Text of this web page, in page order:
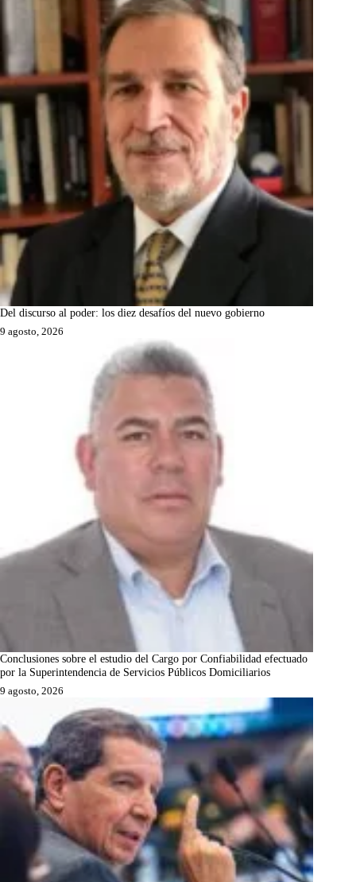
Del discurso al poder: los diez desafíos del nuevo gobierno
9 agosto, 2026
Conclusiones sobre el estudio del Cargo por Confiabilidad efectuado
por la Superintendencia de Servicios Públicos Domiciliarios
9 agosto, 2026